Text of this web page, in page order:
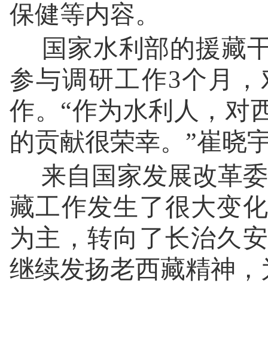
保健等内容。
国家水利部的援藏
参与调研工作3个月
作。“作为水利人，对
的贡献很荣幸。”崔晓
来自国家发展改革
藏工作发生了很大变
为主，转向了长治久
继续发扬老西藏精神